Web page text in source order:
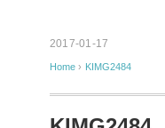
2017-01-17
Home › KIMG2484